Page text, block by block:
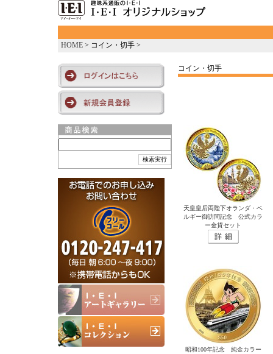
HOME > コイン・切手 >
コイン・切手
天皇皇后両陛下オランダ・ベ
ルギー御訪問記念 公式カラ
ー金貨セット
昭和100年記念 純金カラー